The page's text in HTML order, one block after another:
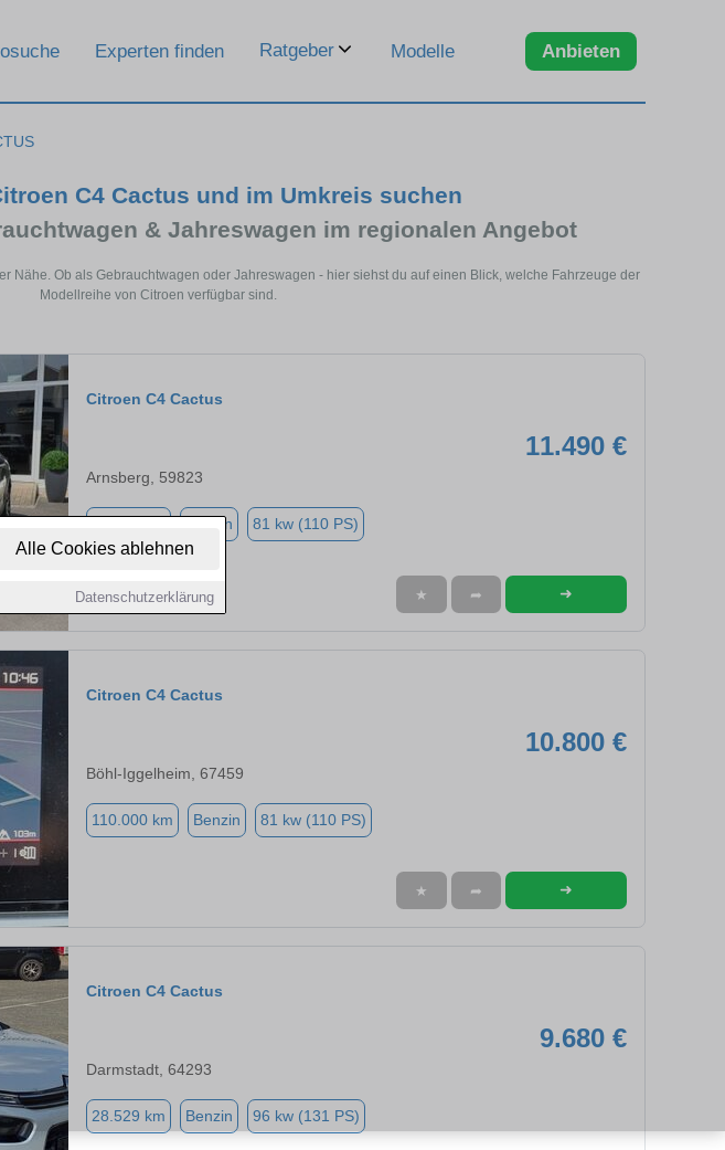
Alle Cookies ablehnen
Datenschutzerklärung
Experten finden Ratgeber Modelle Anbieten
C4 Cactus und im Umkreis suchen
& Jahreswagen im regionalen Angebot
Nähe. Ob als Gebrauchtwagen oder Jahreswagen - hier siehst du auf einen Blick, welche Fahrzeuge der
Modellreihe von Citroen verfügbar sind.
Citroen C4 Cactus
11.490 €
Arnsberg, 59823
Benzin 81 kw (110 PS)
★ ➦ ➜
Citroen C4 Cactus
10.800 €
Böhl-Iggelheim, 67459
110.000 km Benzin 81 kw (110 PS)
★ ➦ ➜
Citroen C4 Cactus
9.680 €
Darmstadt, 64293
28.529 km Benzin 96 kw (131 PS)